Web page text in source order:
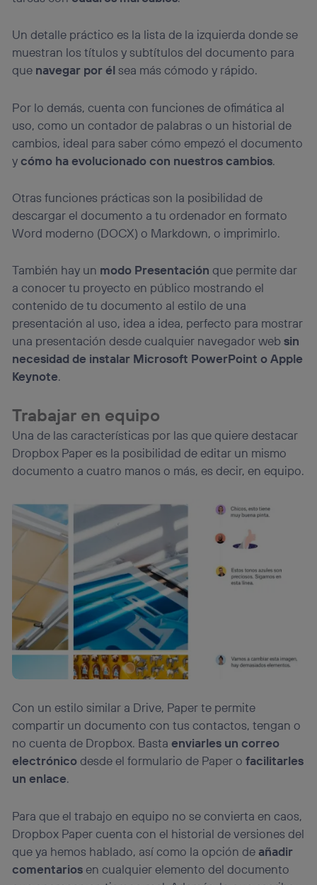
Un detalle práctico es la lista de la izquierda donde se
muestran los títulos y subtítulos del documento para
que navegar por élsea más cómodo y rápido.
Por lo demás, cuenta con funciones de ofimática al
uso, como un contador de palabras o un historial de
cambios, ideal para saber cómo empezó el documento
ycómo ha evolucionado con nuestros cambios.
Otras funciones prácticas son la posibilidad de
descargar el documento a tu ordenador en formato
Word moderno (DOCX) o Markdown, o imprimirlo.
También hay un modo Presentación que permite dar
a conocer tu proyecto en público mostrando el
contenido de tu documento al estilo de una
presentación al uso, idea a idea, perfecto para mostrar
una presentación desde cualquier navegador websin
necesidad de instalar Microsoft PowerPoint o Apple
Keynote.
Trabajar en equipo
Una de las características por las que quiere destacar
Dropbox Paper es la posibilidad de editar un mismo
documento a cuatro manos o más, es decir, en equipo.
Con un estilo similar a Drive, Paper te permite
compartir un documento con tus contactos, tengan o
no cuenta de Dropbox. Bastaenviarles un correo
electrónicodesde el formulario de Paper ofacilitarles
un enlace.
Para que el trabajo en equipo no se convierta en caos,
Dropbox Paper cuenta con el historial de versiones del
que ya hemos hablado, así como la opción de añadir
comentariosen cualquier elemento del documento